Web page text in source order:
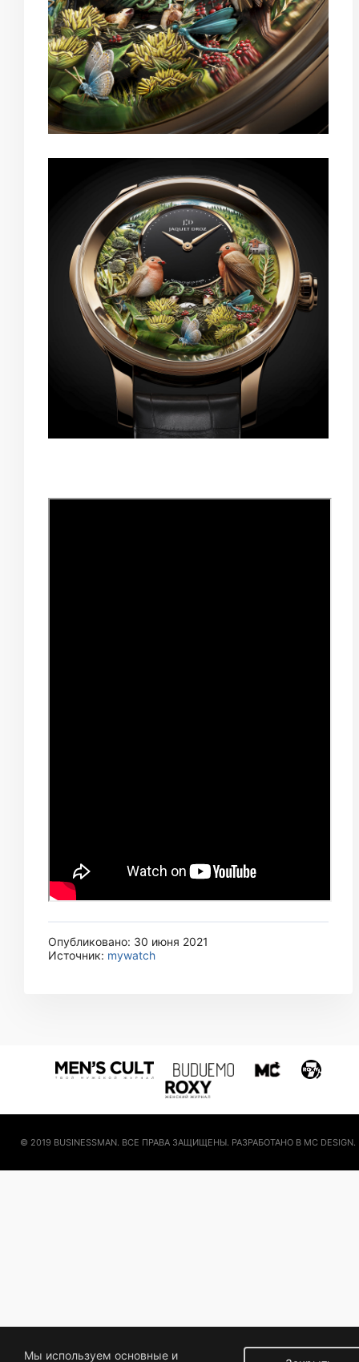
Опубликовано: 30 июня 2021
Источник: mywatch
© 2019 BUSINESSMAN. ВСЕ ПРАВА ЗАЩИЩЕНЫ. РАЗРАБОТАНО В MC DESIGN.
Мы используем основные и